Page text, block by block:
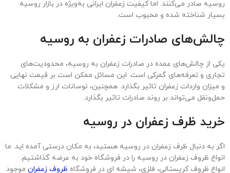
کنید.
زبان روسی ضروری است.
4. دریافت مدارک و مجوزهای لازم
گواهی استاندارد
گواهی مبدأ
مجوز صدور
در صورتی که این مدارک را دارید، شما امکان صادرات زعفران به روسیه یا